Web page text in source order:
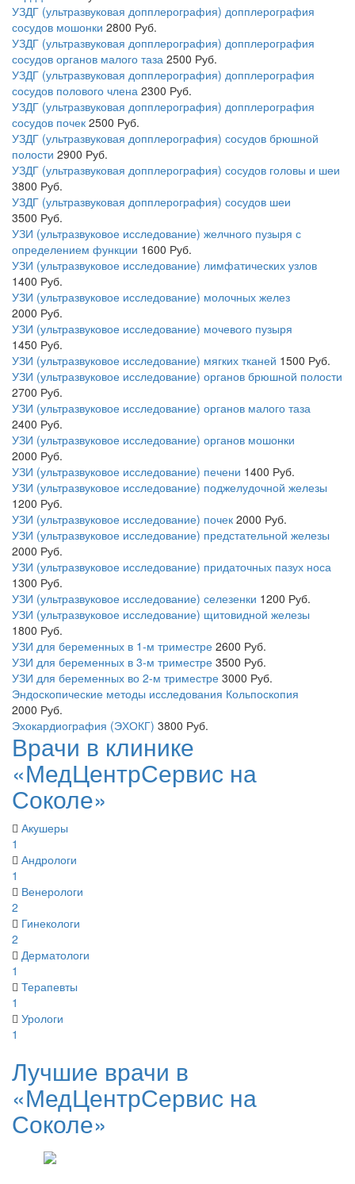
УЗДГ (ультразвуковая допплерография) допплерография
сосудов мошонки 2800 Руб.
УЗДГ (ультразвуковая допплерография) допплерография
сосудов органов малого таза 2500 Руб.
УЗДГ (ультразвуковая допплерография) допплерография
сосудов полового члена 2300 Руб.
УЗДГ (ультразвуковая допплерография) допплерография
сосудов почек 2500 Руб.
УЗДГ (ультразвуковая допплерография) сосудов брюшной
полости 2900 Руб.
УЗДГ (ультразвуковая допплерография) сосудов головы и шеи
3800 Руб.
УЗДГ (ультразвуковая допплерография) сосудов шеи
3500 Руб.
УЗИ (ультразвуковое исследование) желчного пузыря с
определением функции 1600 Руб.
УЗИ (ультразвуковое исследование) лимфатических узлов
1400 Руб.
УЗИ (ультразвуковое исследование) молочных желез
2000 Руб.
УЗИ (ультразвуковое исследование) мочевого пузыря
1450 Руб.
УЗИ (ультразвуковое исследование) мягких тканей 1500 Руб.
УЗИ (ультразвуковое исследование) органов брюшной полости
2700 Руб.
УЗИ (ультразвуковое исследование) органов малого таза
2400 Руб.
УЗИ (ультразвуковое исследование) органов мошонки
2000 Руб.
УЗИ (ультразвуковое исследование) печени 1400 Руб.
УЗИ (ультразвуковое исследование) поджелудочной железы
1200 Руб.
УЗИ (ультразвуковое исследование) почек 2000 Руб.
УЗИ (ультразвуковое исследование) предстательной железы
2000 Руб.
УЗИ (ультразвуковое исследование) придаточных пазух носа
1300 Руб.
УЗИ (ультразвуковое исследование) селезенки 1200 Руб.
УЗИ (ультразвуковое исследование) щитовидной железы
1800 Руб.
УЗИ для беременных в 1-м триместре 2600 Руб.
УЗИ для беременных в 3-м триместре 3500 Руб.
УЗИ для беременных во 2-м триместре 3000 Руб.
Эндоскопические методы исследования Кольпоскопия
2000 Руб.
Эхокардиография (ЭХОКГ) 3800 Руб.
Врачи в клинике
«МедЦентрСервис на
Соколе»
Акушеры
1
Андрологи
1
Венерологи
2
Гинекологи
2
Дерматологи
1
Терапевты
1
Урологи
1
Лучшие врачи в
«МедЦентрСервис на
Соколе»